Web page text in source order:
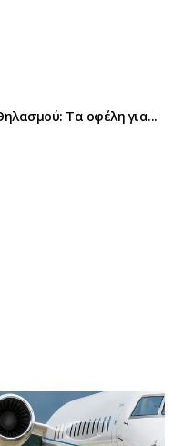
Τα οφέλη για...